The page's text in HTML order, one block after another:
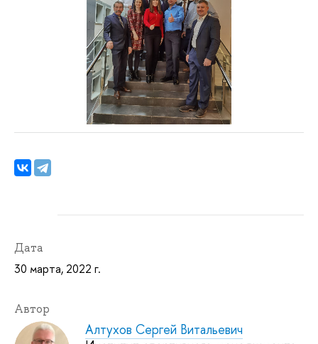
Дата
30 марта, 2022 г.
Автор
Алтухов Сергей Витальевич